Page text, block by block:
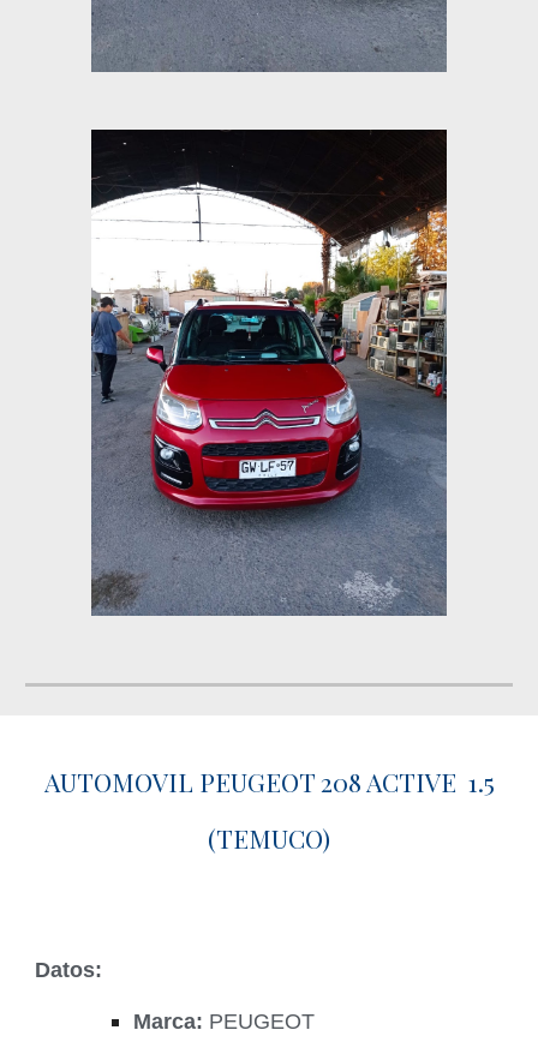
AUTOMOVIL PEUGEOT 208 ACTIVE 1.5
(TEMUCO)
Datos:
Marca: PEUGEOT